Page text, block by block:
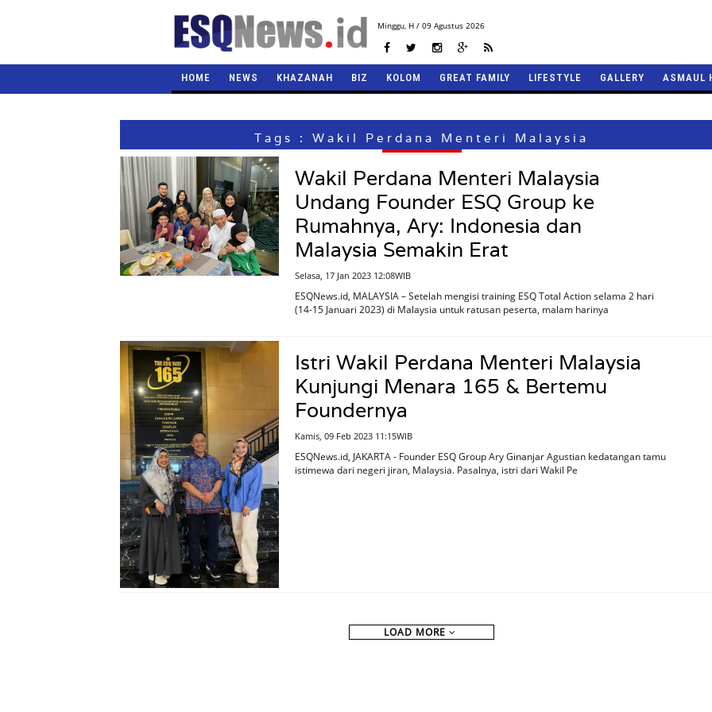
Minggu,H / 09 Agustus 2026
HOME NEWS KHAZANAH BIZ KOLOM GREAT FAMILY LIFESTYLE GALLERY ASMAUL
Tags : Wakil Perdana Menteri Malaysia
Wakil Perdana Menteri Malaysia
Undang Founder ESQ Group ke
Rumahnya, Ary: Indonesia dan
Malaysia Semakin Erat
Selasa, 17 Jan 2023 12:08WIB
ESQNews.id, MALAYSIA – Setelah mengisi training ESQ Total Action selama 2 hari
(14-15 Januari 2023) di Malaysia untuk ratusan peserta, malam harinya
Istri Wakil Perdana Menteri Malaysia
Kunjungi Menara 165 & Bertemu
Foundernya
Kamis, 09 Feb 2023 11:15WIB
ESQNews.id, JAKARTA - Founder ESQ Group Ary Ginanjar Agustian kedatangan tamu
istimewa dari negeri jiran, Malaysia. Pasalnya, istri dari Wakil Pe
LOAD MORE